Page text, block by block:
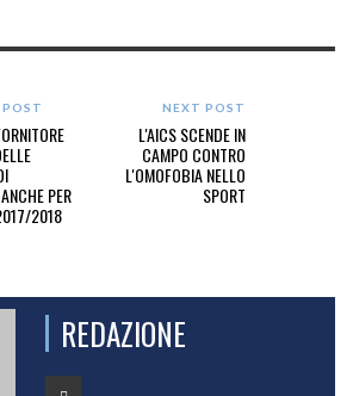
PER
2018
NEXT POST
L'AICS SCENDE IN
CAMPO CONTRO
L'OMOFOBIA NELLO
SPORT
REDAZIONE